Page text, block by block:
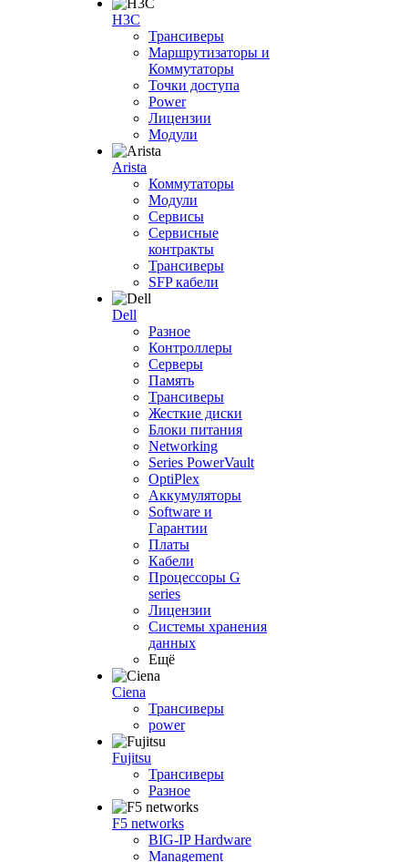
H3С
Трансиверы
Маршрутизаторы и
Коммутаторы
Точки доступа
Power
Лицензии
Модули
Arista
Коммутаторы
Модули
Сервисы
Сервисные
контракты
Трансиверы
SFP кабели
Dell
Разное
Контроллеры
Серверы
Память
Трансиверы
Жесткие диски
Блоки питания
Networking
Series PowerVault
OptiPlex
Аккумуляторы
Software и
Гарантии
Платы
Кабели
Процессоры G
series
Лицензии
Системы хранения
данных
Ещё
Ciena
Трансиверы
power
Fujitsu
Трансиверы
Разное
F5 networks
BIG-IP Hardware
Management